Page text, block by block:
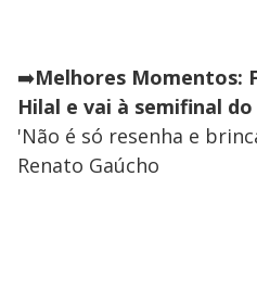
➡️Melhores Momentos:
Hilal e vai à semifinal
'Não é só resenha e
Renato Gaúcho